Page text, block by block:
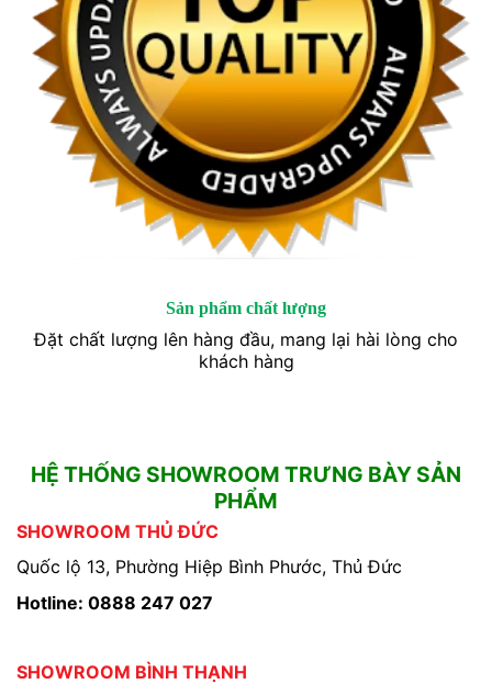
Sản phẩm chất lượng
Đặt chất lượng lên hàng đầu, mang lại hài lòng cho
khách hàng
HỆ THỐNG SHOWROOM TRƯNG BÀY SẢN
PHẨM
SHOWROOM THỦ ĐỨC
Quốc lộ 13, Phường Hiệp Bình Phước, Thủ Đức
Hotline: 0888 247 027
SHOWROOM BÌNH THẠNH